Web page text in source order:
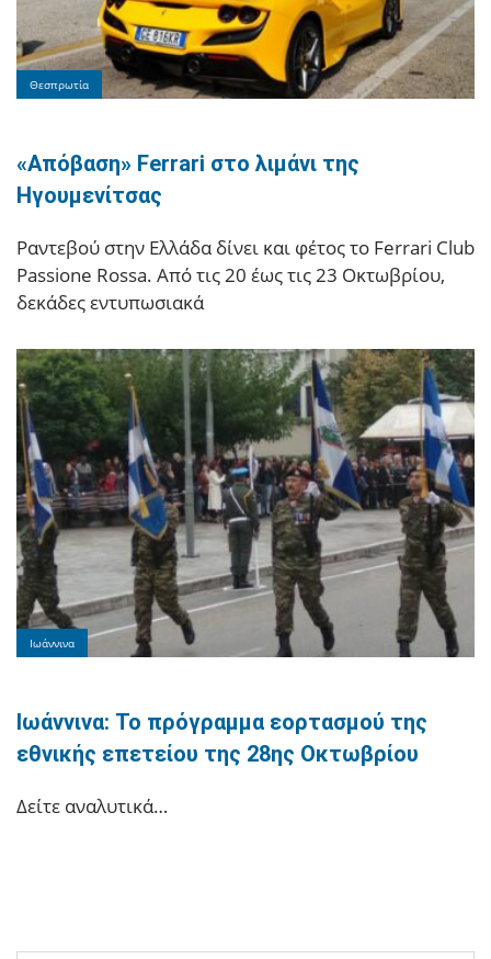
Θεσπρωτία
«Απόβαση» Ferrari στο λιμάνι της
Ηγουμενίτσας
Ραντεβού στην Ελλάδα δίνει και φέτος το Ferrari Club
Passione Rossa. Από τις 20 έως τις 23 Οκτωβρίου,
δεκάδες εντυπωσιακά
Ιωάννινα
Ιωάννινα: Το πρόγραμμα εορτασμού της
εθνικής επετείου της 28ης Οκτωβρίου
Δείτε αναλυτικά…